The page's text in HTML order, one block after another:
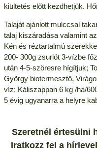
kiültetés előtt kezdhetjük.
Talaját ajánlott mulccsal
talaj kiszáradása valamint
Kén és réztartalmú
200- 300g zsurlót 3-vízbe
után 4-5-szöresre hígítjuk;
György biotermesztő,
víz; Káliszappan 6 kg /ha/
5 évig ugyanarra a helyre
Szeretnél értesülni
Iratkozz fel a